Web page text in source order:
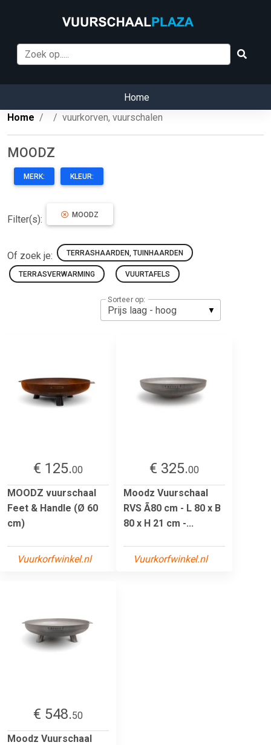
Home
Home
vuurkorven, vuurschalen
MOODZ
MERK: KLEUR:
Filter(s): MOODZ
Of zoek je: TERRASHAARDEN, TUINHAARDEN
TERRASVERWARMING VUURTAFELS
Sorteer op:
€ 125.00
MOODZ vuurschaal
Feet & Handle (Ø 60
cm)
Vuurkorfwinkel.nl
€ 325.00
Moodz Vuurschaal
RVS Ã80 cm - L 80 x B
80 x H 21 cm -...
Vuurkorfwinkel.nl
€ 548.50
Moodz Vuurschaal